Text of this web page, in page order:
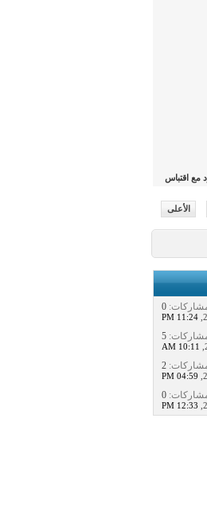
مع اقتباس
الأعلى
11:24 PM
10:11 AM
04:59 PM
12:33 PM